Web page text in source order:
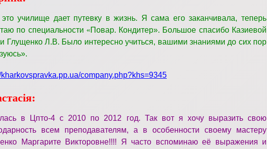
училище дает путевку в жизнь. Я сама его заканчивала, теперь
по специальности «Повар. Кондитер». Большое спасибо Казиевой
Глущенко Л.В. Было интересно учиться, вашими знаниями до сих пор
kharkovspravka.pp.ua/company.php?khs=9345
в Цпто-4 с 2010 по 2012 год. Так вот я хочу выразить свою
всем преподавателям, а в особенности своему мастеру
Маргарите Викторовне!!!! Я часто вспоминаю её выражения и